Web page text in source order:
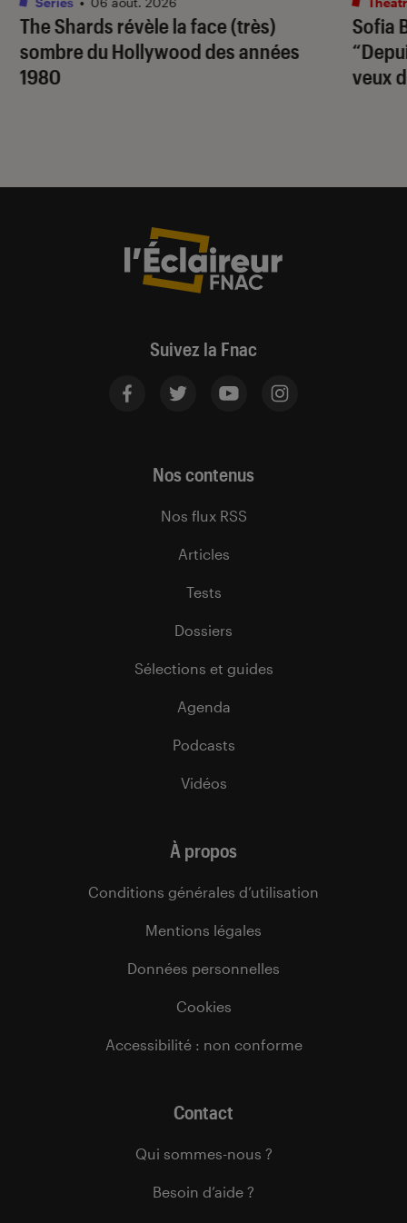
The Shards révèle la face (très)
sombre du Hollywood des années
1980
Sofia
veux
Suivez la Fnac
Nos contenus
Nos flux RSS
Articles
Tests
Dossiers
Sélections et guides
Agenda
Podcasts
Vidéos
À propos
Conditions générales d’utilisation
Mentions légales
Données personnelles
Cookies
Accessibilité : non conforme
Contact
Qui sommes-nous ?
Besoin d’aide ?